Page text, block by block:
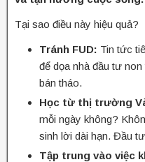
Tại sao điều này hiệu quả?
Tránh FUD: Tin tức
để dọa nhà đầu tư
bán tháo.
Học từ thị trường
mỗi ngày không?
sinh lời dài hạn. Đầu
Tập trung vào việc